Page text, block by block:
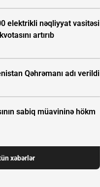
elektrikli nəqliyyat vasitəsi
artırıb
Qəhrəmanı adı verildi
sabiq müavininə hökm
xəbərlər